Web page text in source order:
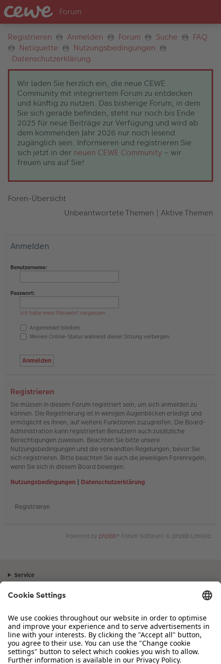
Registrieren Anmelden Forum Suche
FAQ
Netiquette
Nutzungsbedingungen
Datenschutzerklärung
Wir laden Sie herzlich ein, die neue CEWE
Community mit integriertem Forum zu entdecken
und künftig zu nutzen. Das bisherige Forum, in dem
Sie sich gerade befinden, steht nur noch bis Ende
2025 für neue Beiträge zur Verfügung und wird ab
dem kommenden Jahr 2026 nur noch lesend
zugänglich sein. Informieren und registrieren Sie
sich jetzt in der neuen CEWE Community – wir
freuen uns auf Sie!
Foren-Übersicht
Unbeantwortete Themen | Aktive Themen
Anmelden
Benutzername:
Passwort:
Ich habe mein Passwort vergessen
Angemeldet bleiben
Meinen Online-Status während dieser Sitzung verbergen
Registrieren
Sie müssen in diesem Forum registriert sein, um sich anmelden zu
können. Die Registrierung ist in wenigen Augenblicken erledigt und
ermöglicht es Ihnen, auf weitere Funktionen zuzugreifen. Die Board-
Administration kann registrierten Benutzern auch zusätzliche
Berechtigungen zuweisen. Beachten Sie bitte unsere
Nutzungsbedingungen und die verwandten Regelungen, bevor Sie
sich registrieren. Bitte beachten Sie auch die jeweiligen Forenregeln,
wenn Sie sich in diesem Board bewegen.
Nutzungsbedingungen | Datenschutzerklärung
Registrieren
Powered by phpBB® Forum Software © phpBB Limited
Service
Sortiment